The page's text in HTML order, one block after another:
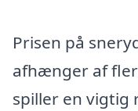
Prisen på
afhænger af
spiller en vigtig